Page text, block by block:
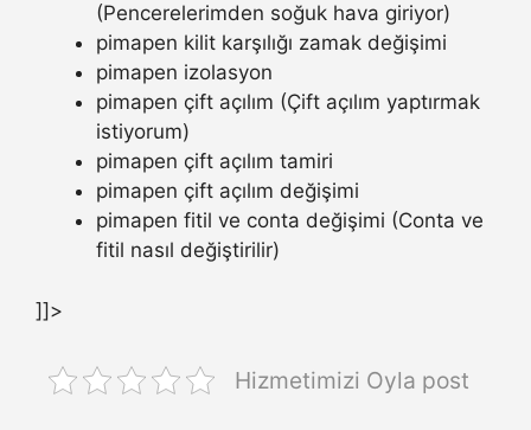
(Pencerelerimden soğuk hava giriyor)
pimapen kilit karşılığı zamak değişimi
pimapen izolasyon
pimapen çift açılım (Çift açılım yaptırmak
istiyorum)
pimapen çift açılım tamiri
pimapen çift açılım değişimi
pimapen fitil ve conta değişimi (Conta ve
fitil nasıl değiştirilir)
]]>
Hizmetimizi Oyla post